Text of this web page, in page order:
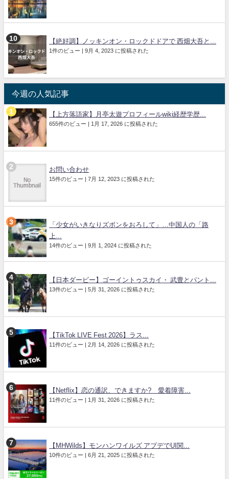
【絶好調】ノッキンオン・ロックドドアで 西畑大吾と...
1件のビュー | 9月 4, 2023 に投稿された
今週の人気記事
【上方落語家】月亭太遊プロフィールwiki経歴学歴...
655件のビュー | 1月 17, 2026 に投稿された
お問い合わせ
15件のビュー | 7月 12, 2023 に投稿された
「少女がいきなりズボンをおろして」…中国人の「路
上...
14件のビュー | 9月 1, 2024 に投稿された
【日本ダービー】ゴーイントゥスカイ・ 武豊とパント...
13件のビュー | 5月 31, 2026 に投稿された
【TikTok LIVE Fest 2026】ラス...
11件のビュー | 2月 14, 2026 に投稿された
【Netflix】恋の通訳、できますか? 愛着障害...
11件のビュー | 1月 31, 2026 に投稿された
【MHWilds】モンハンワイルズ アプデでUI関...
10件のビュー | 6月 21, 2025 に投稿された